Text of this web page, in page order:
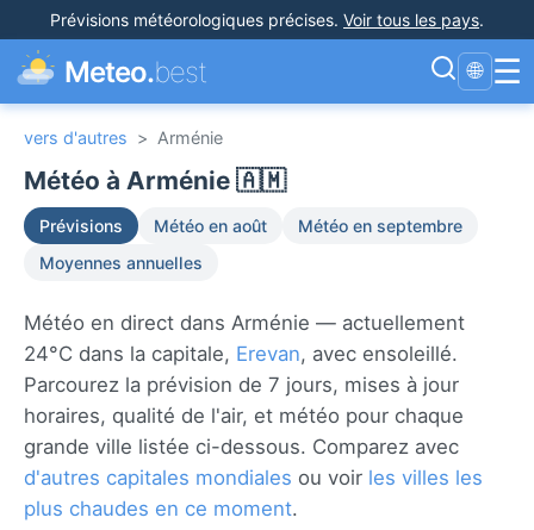
Prévisions météorologiques précises. Voir tous les pays.
Meteo.best 🌐 ☰
vers d'autres > Arménie
Météo à Arménie 🇦🇲
Prévisions Météo en août
Météo en septembre
Moyennes annuelles
Météo en direct dans Arménie — actuellement
24°C dans la capitale, Erevan, avec ensoleillé.
Parcourez la prévision de 7 jours, mises à jour
horaires, qualité de l'air, et météo pour chaque
grande ville listée ci-dessous. Comparez avec
d'autres capitales mondiales ou voir les villes les
plus chaudes en ce moment.